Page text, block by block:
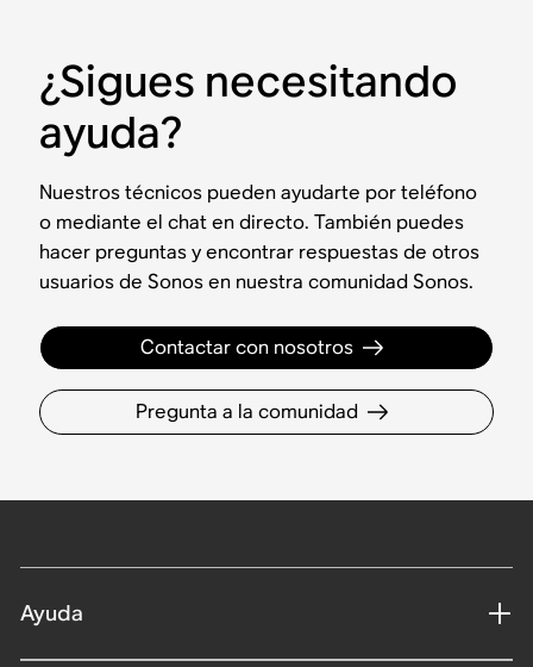
¿Sigues necesitando
ayuda?
Nuestros técnicos pueden ayudarte por teléfono
o mediante el chat en directo. También puedes
hacer preguntas y encontrar respuestas de otros
usuarios de Sonos en nuestra comunidad Sonos.
Contactar con nosotros
Pregunta a la comunidad
Ayuda